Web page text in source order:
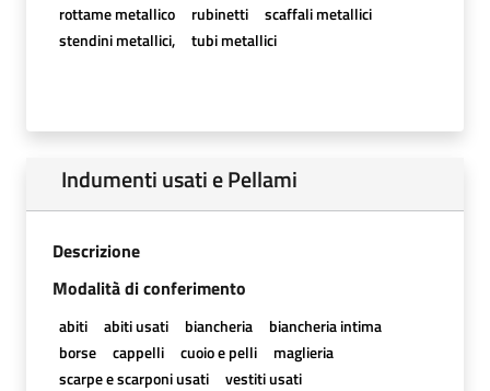
rottame metallico
rubinetti
scaffali metallici
stendini metallici,
tubi metallici
Indumenti usati e Pellami
Descrizione
Modalità di conferimento
abiti abiti usati biancheria
biancheria intima
borse
cappelli cuoio e pelli
maglieria
scarpe e scarponi usati
vestiti usati